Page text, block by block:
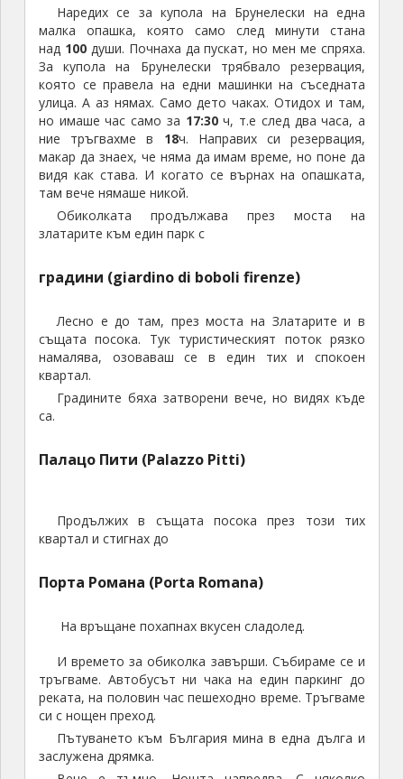
Наредих се за купола на Брунелески на една
малка опашка, която само след минути стана
над 100души. Почнаха да пускат, но мен ме спряха.
За купола на Брунелески трябвало резервация,
която се правела на едни машинки на съседната
улица. А аз нямах. Само дето чаках. Отидох и там,
но имаше час само за 17:30ч, т.е след два часа, а
ние тръгвахме в 18ч. Направих си резервация,
макар да знаех, че няма да имам време, но поне да
видя как става. И когато се върнах на опашката,
там вече нямаше никой.
Обиколката продължава през моста на
златарите към един парк с
градини (giardino di boboli firenze)
Лесно е до там, през моста на Златарите и в
същата посока. Тук туристическият поток рязко
намалява, озоваваш се в един тих и спокоен
квартал.
Градините бяха затворени вече, но видях къде
са.
Палацо Пити (Palazzo Pitti)
Продължих в същата посока през този тих
квартал и стигнах до
Порта Романа (Porta Romana)
На връщане похапнах вкусен сладолед.
И времето за обиколка завърши. Събираме се и
тръгваме. Автобусът ни чака на един паркинг до
реката, на половин час пешеходно време. Тръгваме
си с нощен преход.
Пътуването към България мина в една дълга и
заслужена дрямка.